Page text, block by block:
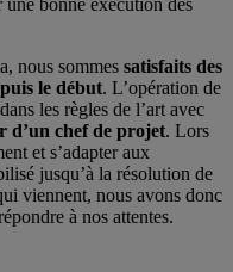
nous sommes satisfaits des
le début. L’opération de
les règles de l’art avec
d’un chef de projet. Lors
et s’adapter aux
jusqu’à la résolution de
viennent, nous avons donc
à nos attentes.